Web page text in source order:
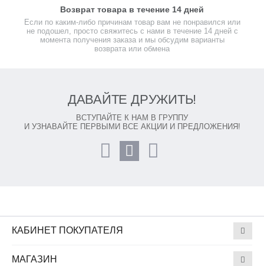
Возврат товара в течение 14 дней
Если по каким-либо причинам товар вам не понравился или
не подошел, просто свяжитесь с нами в течение 14 дней с
момента получения заказа и мы обсудим варианты
возврата или обмена
ДАВАЙТЕ ДРУЖИТЬ!
ВСТУПАЙТЕ К НАМ В ГРУППУ
И УЗНАВАЙТЕ ПЕРВЫМИ ВСЕ АКЦИИ И ПРЕДЛОЖЕНИЯ!
КАБИНЕТ ПОКУПАТЕЛЯ
МАГАЗИН